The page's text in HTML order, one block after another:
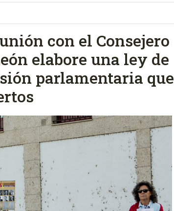
con el Consejero
elabore una ley de
parlamentaria que